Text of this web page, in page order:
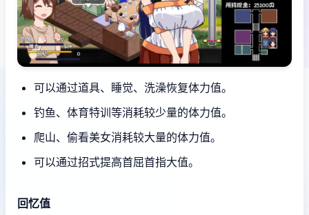
可以通过道具、睡觉、洗澡恢复体力值。
钓鱼、体育特训等消耗较少量的体力值。
爬山、偷看美女消耗较大量的体力值。
可以通过招式提高首屈首指大值。
回忆值